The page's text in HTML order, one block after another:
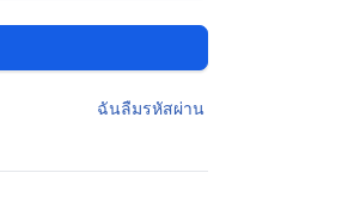
ฉันลืมรหัสผ่าน